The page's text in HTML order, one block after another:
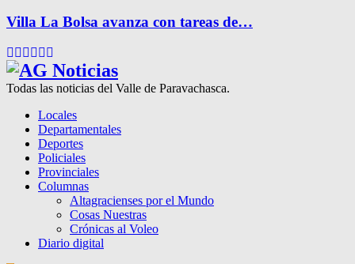
Villa La Bolsa avanza con tareas de…
Facebook
Twitter
Instagram
Pinterest
Google
Todas las noticias del Valle de Paravachasca.
Locales
Departamentales
Deportes
Policiales
Provinciales
Columnas
Altagracienses por el Mundo
Cosas Nuestras
Crónicas al Voleo
Diario digital